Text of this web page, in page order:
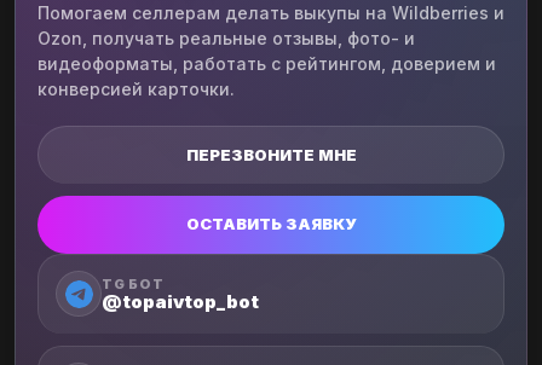
Помогаем селлерам делать выкупы на Wildberries и
Ozon, получать реальные отзывы, фото- и
видеоформаты, работать с рейтингом, доверием и
конверсией карточки.
ПЕРЕЗВОНИТЕ МНЕ
ОСТАВИТЬ ЗАЯВКУ
TG БОТ
@topaivtop_bot